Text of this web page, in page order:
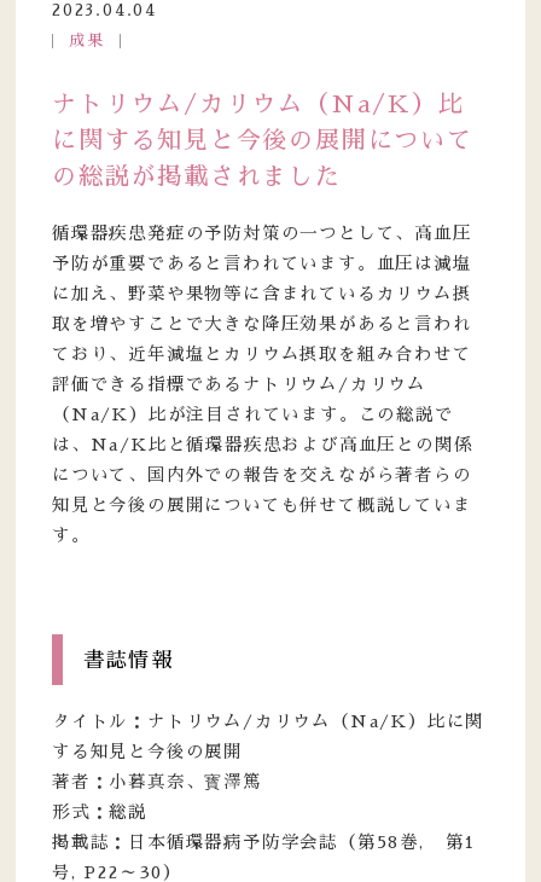
2023.04.04
成果
ナトリウム/カリウム（Na/K）比
に関する知見と今後の展開について
の総説が掲載されました
循環器疾患発症の予防対策の一つとして、高血圧
予防が重要であると言われています。血圧は減塩
に加え、野菜や果物等に含まれているカリウム摂
取を増やすことで大きな降圧効果があると言われ
ており、近年減塩とカリウム摂取を組み合わせて
評価できる指標であるナトリウム/カリウム
（Na/K）比が注目されています。この総説で
は、Na/K比と循環器疾患および高血圧との関係
について、国内外での報告を交えながら著者らの
知見と今後の展開についても併せて概説していま
す。
書誌情報
タイトル：ナトリウム/カリウム（Na/K）比に関
する知見と今後の展開
著者：小暮真奈、寳澤篤
形式：総説
掲載誌：日本循環器病予防学会誌（第58巻, 第1
号, P22～30）